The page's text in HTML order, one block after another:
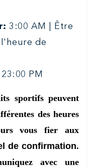
3:00 AM | Être
de
23:00 PM
sportifs peuvent
des heures
vous fier aux
de confirmation.
avec une